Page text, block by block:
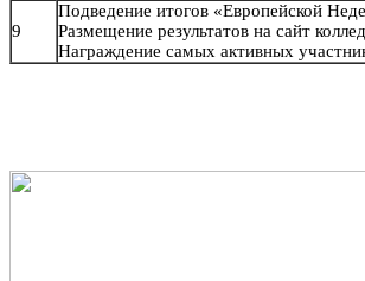
9
Подведение итогов «Европейской
Размещение результатов на сайт
Награждение самых активных